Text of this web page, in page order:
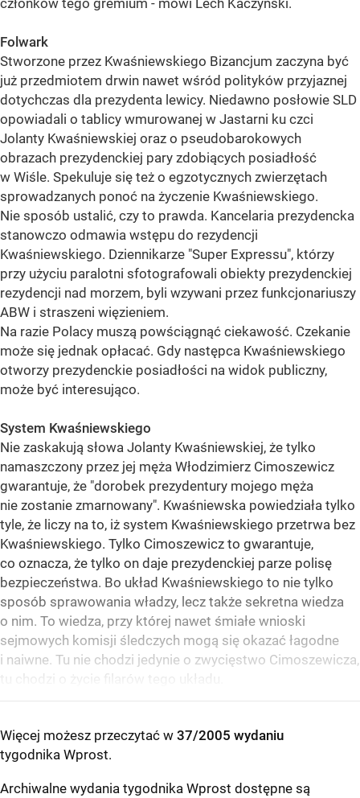
członków tego gremium - mówi Lech Kaczyński.
Folwark
Stworzone przez Kwaśniewskiego Bizancjum zaczyna być
już przedmiotem drwin nawet wśród polityków przyjaznej
dotychczas dla prezydenta lewicy. Niedawno posłowie SLD
opowiadali o tablicy wmurowanej w Jastarni ku czci
Jolanty Kwaśniewskiej oraz o pseudobarokowych
obrazach prezydenckiej pary zdobiących posiadłość
w Wiśle. Spekuluje się też o egzotycznych zwierzętach
sprowadzanych ponoć na życzenie Kwaśniewskiego.
Nie sposób ustalić, czy to prawda. Kancelaria prezydencka
stanowczo odmawia wstępu do rezydencji
Kwaśniewskiego. Dziennikarze "Super Expressu", którzy
przy użyciu paralotni sfotografowali obiekty prezydenckiej
rezydencji nad morzem, byli wzywani przez funkcjonariuszy
ABW i straszeni więzieniem.
Na razie Polacy muszą powściągnąć ciekawość. Czekanie
może się jednak opłacać. Gdy następca Kwaśniewskiego
otworzy prezydenckie posiadłości na widok publiczny,
może być interesująco.
System Kwaśniewskiego
Nie zaskakują słowa Jolanty Kwaśniewskiej, że tylko
namaszczony przez jej męża Włodzimierz Cimoszewicz
gwarantuje, że "dorobek prezydentury mojego męża
nie zostanie zmarnowany". Kwaśniewska powiedziała tylko
tyle, że liczy na to, iż system Kwaśniewskiego przetrwa bez
Kwaśniewskiego. Tylko Cimoszewicz to gwarantuje,
co oznacza, że tylko on daje prezydenckiej parze polisę
bezpieczeństwa. Bo układ Kwaśniewskiego to nie tylko
sposób sprawowania władzy, lecz także sekretna wiedza
o nim. To wiedza, przy której nawet śmiałe wnioski
sejmowych komisji śledczych mogą się okazać łagodne
i naiwne. Tu nie chodzi jedynie o zwycięstwo Cimoszewicza,
tu chodzi o życie filarów tego układu.
Więcej możesz przeczytać w 37/2005 wydaniu
tygodnika Wprost.
Archiwalne wydania tygodnika Wprost dostępne są